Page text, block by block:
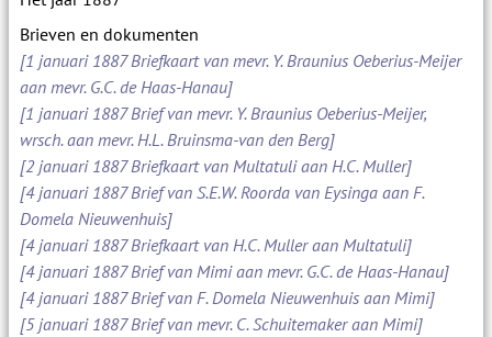
Brieven en dokumenten
[1 januari 1887 Briefkaart van mevr. Y. Braunius Oeberius-Meijer
aan mevr. G.C. de Haas-Hanau]
[1 januari 1887 Brief van mevr. Y. Braunius Oeberius-Meijer,
wrsch. aan mevr. H.L. Bruinsma-van den Berg]
[2 januari 1887 Briefkaart van Multatuli aan H.C. Muller]
[4 januari 1887 Brief van S.E.W. Roorda van Eysinga aan F.
Domela Nieuwenhuis]
[4 januari 1887 Briefkaart van H.C. Muller aan Multatuli]
[4 januari 1887 Brief van Mimi aan mevr. G.C. de Haas-Hanau]
[4 januari 1887 Brief van F. Domela Nieuwenhuis aan Mimi]
[5 januari 1887 Brief van mevr. C. Schuitemaker aan Mimi]